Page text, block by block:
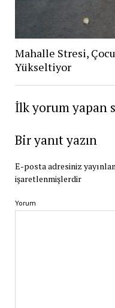
Mahalle Stresi,
Yükseltiyor
İlk yorum yapan
Bir yanıt yazın
E-posta adresiniz
işaretlenmişlerdir
Yorum